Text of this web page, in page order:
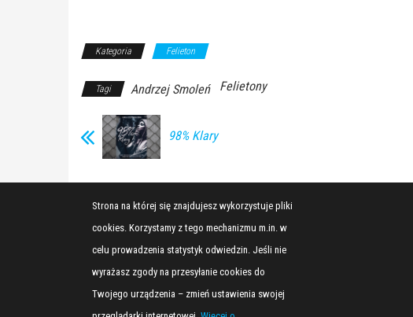
Kategoria Felieton
Tagi Andrzej Smoleń Felietony
98% Klary
Strona na której się znajdujesz wykorzystuje pliki
cookies. Korzystamy z tego mechanizmu m.in. w
celu prowadzenia statystyk odwiedzin. Jeśli nie
wyrażasz zgody na przesyłanie cookies do
Twojego urządzenia – zmień ustawienia swojej